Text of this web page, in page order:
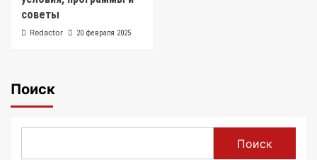
советы
Redactor 20 февраля 2025
Поиск
Поиск